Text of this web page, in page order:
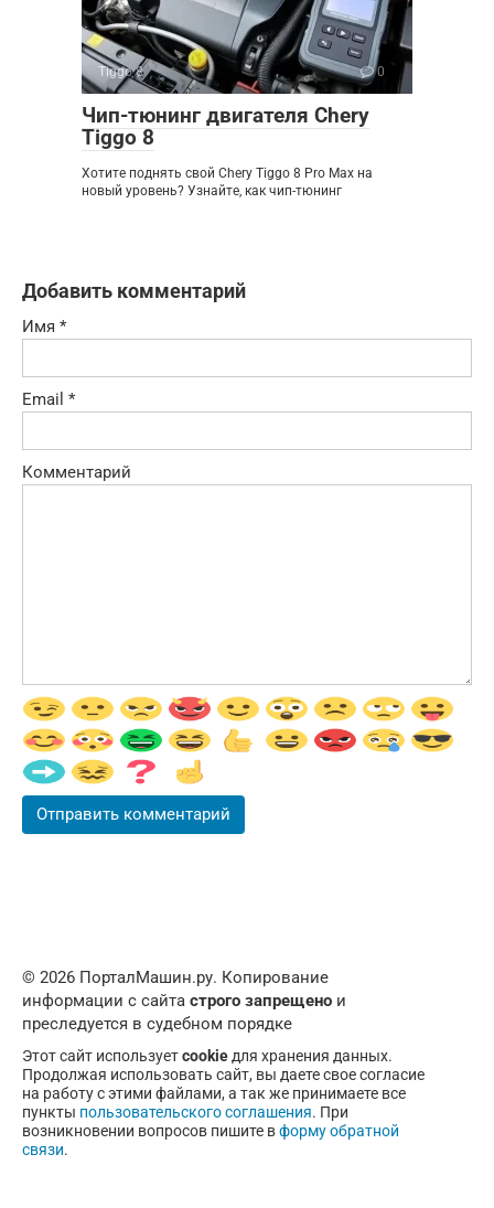
Tiggo 8 0
Чип-тюнинг двигателя Chery
Tiggo 8
Хотите поднять свой Chery Tiggo 8 Pro Max на
новый уровень? Узнайте, как чип-тюнинг
Добавить комментарий
Имя *
Email *
Комментарий
© 2026 ПорталМашин.ру. Копирование
информации с сайта строго запрещено и
преследуется в судебном порядке
Этот сайт используетcookie для хранения данных.
Продолжая использовать сайт, вы даете свое согласие
на работу с этими файлами, а так же принимаете все
пункты пользовательского соглашения. При
возникновении вопросов пишите вформу обратной
связи.